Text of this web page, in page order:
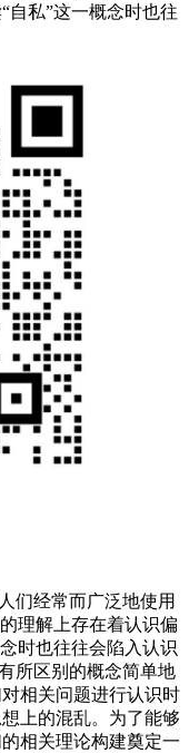
自私”这一概念时也往
们经常而广泛地使用
理解上存在着认识偏
时也往往会陷入认识
所区别的概念简单地
相关问题进行认识时
上的混乱。为了能够
相关理论构建奠定一